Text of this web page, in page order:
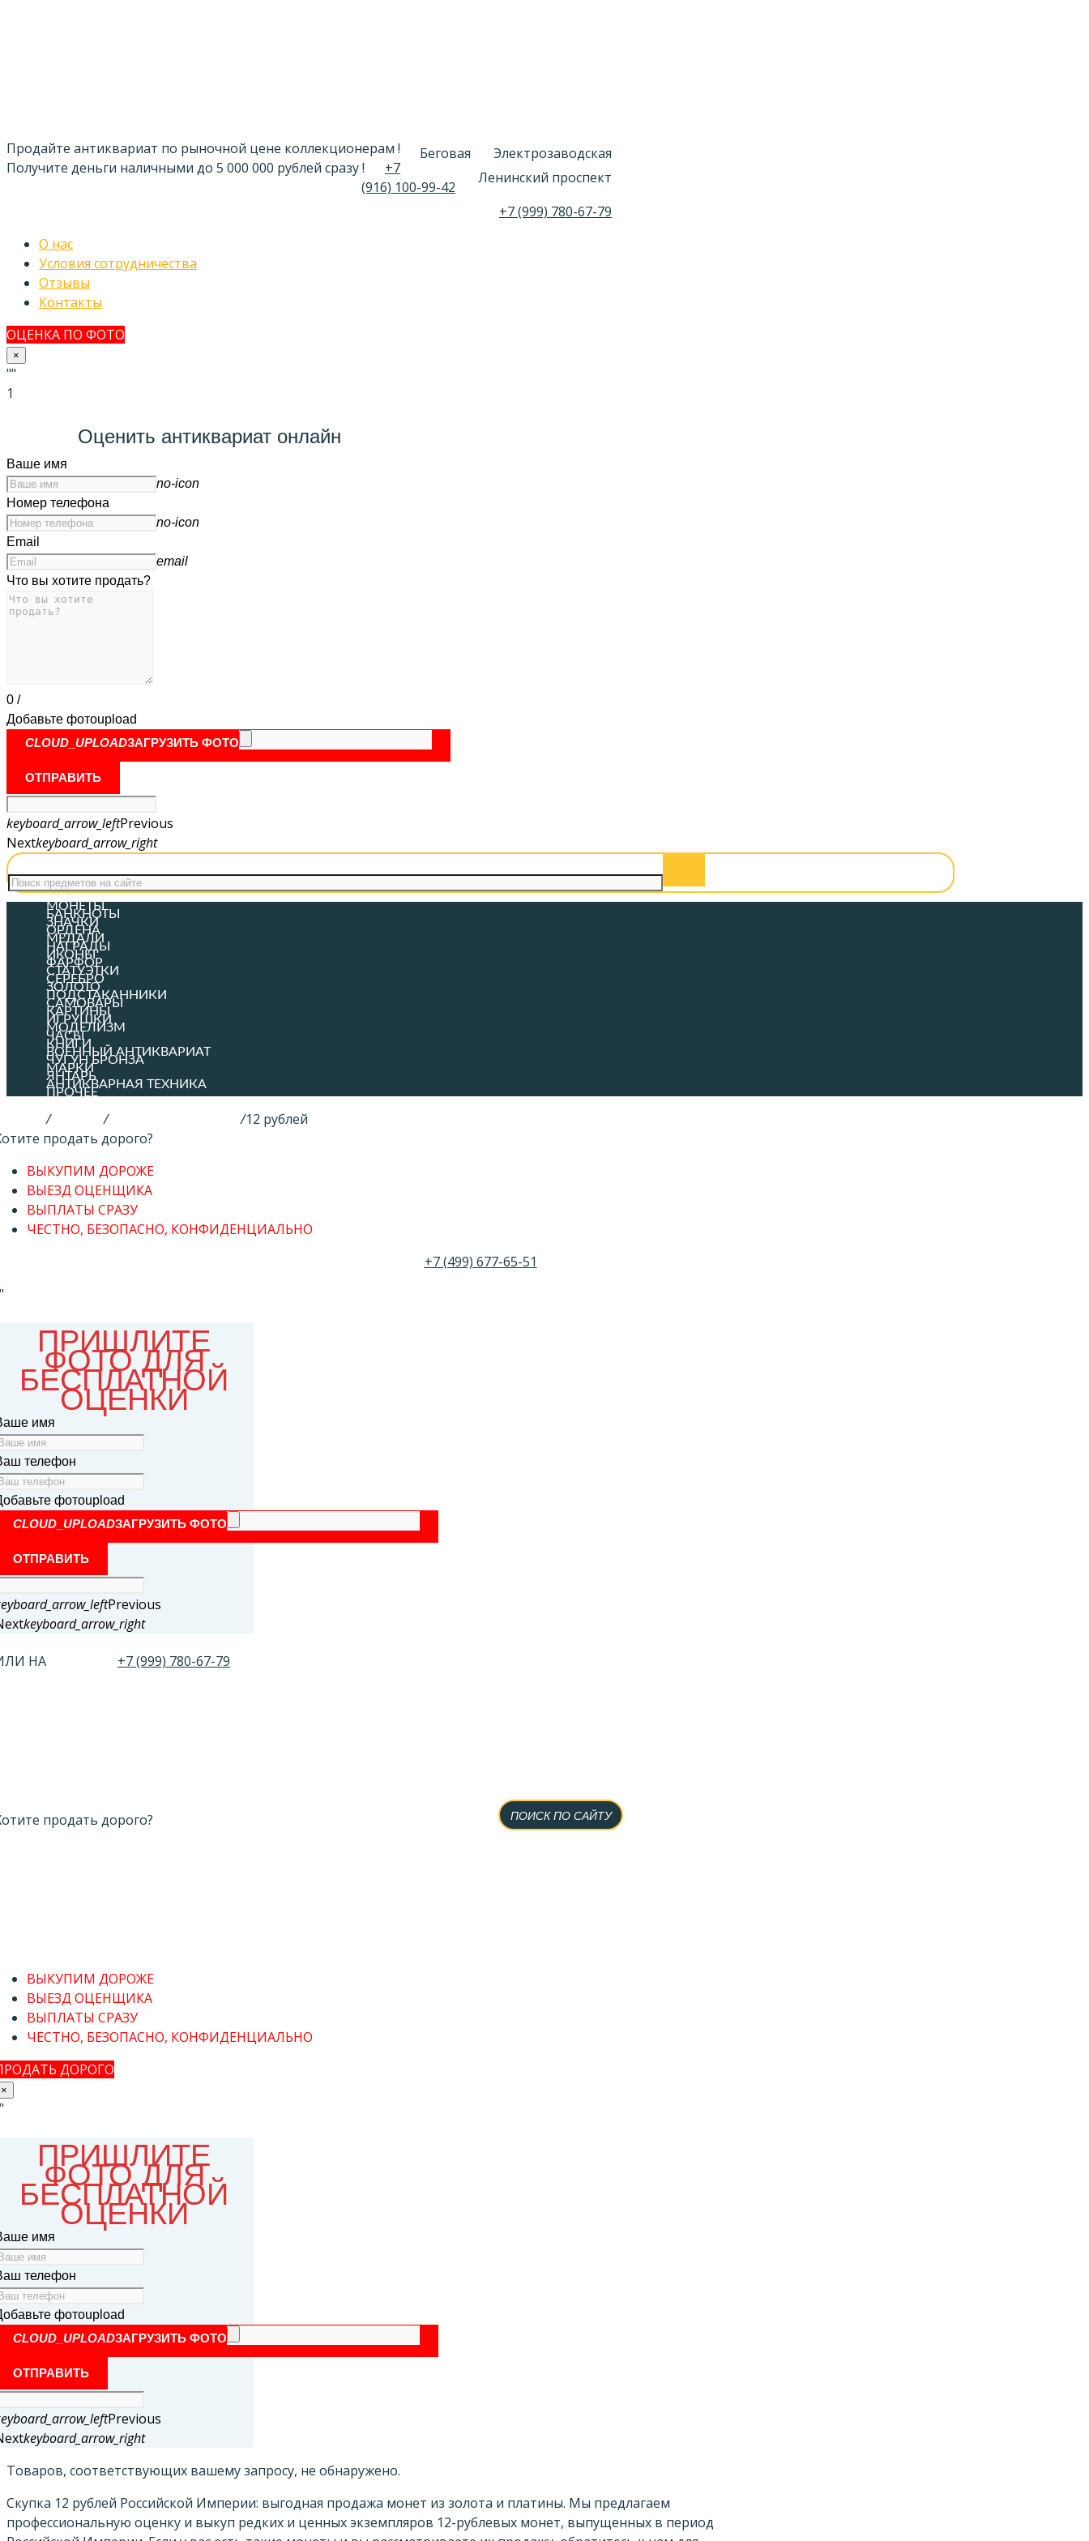
Продайте антиквариат по рыночной цене коллекционерам ! Беговая
Электрозаводская
Получите деньги наличными до 5 000 000 рублей сразу !
Ленинский проспект
+7
(916) 100-99-42
+7 (999) 780-67-79
О нас
Условия сотрудничества
Отзывы
Контакты
ОЦЕНКА ПО ФОТО
×
""
1
Оценить антиквариат онлайн
Ваше имя
no-icon
Номер телефона
no-icon
Email
email
Что вы хотите продать?
0 /
Добавьте фотоupload
CLOUD_UPLOADЗАГРУЗИТЬ ФОТО
ОТПРАВИТЬ
keyboard_arrow_leftPrevious
Nextkeyboard_arrow_right
МОНЕТЫ
БАНКНОТЫ
ЗНАЧКИ
ОРДЕНА
МЕДАЛИ
НАГРАДЫ
ИКОНЫ
ФАРФОР
СТАТУЭТКИ
СЕРЕБРО
ЗОЛОТО
ПОДСТАКАННИКИ
САМОВАРЫ
КАРТИНЫ
ИГРУШКИ
МОДЕЛИЗМ
ЧАСЫ
КНИГИ
ВОЕННЫЙ АНТИКВАРИАТ
ЧУГУН БРОНЗА
МАРКИ
ЯНТАРЬ
АНТИКВАРНАЯ ТЕХНИКА
ПРОЧЕЕ
/Монеты/Российская Империя/12 рублей
продать дорого?
ВЫКУПИМ ДОРОЖЕ
ВЫЕЗД ОЦЕНЩИКА
ВЫПЛАТЫ СРАЗУ
ЧЕСТНО, БЕЗОПАСНО, КОНФИДЕНЦИАЛЬНО
+7 (499) 677-65-51
ПРИШЛИТЕ
ФОТО ДЛЯ
БЕСПЛАТНОЙ
ОЦЕНКИ
имя
телефон
фотоupload
CLOUD_UPLOADЗАГРУЗИТЬ ФОТО
ОТПРАВИТЬ
Previous
keyboard_arrow_right
НА +7 (999) 780-67-79
продать дорого?
ВЫКУПИМ ДОРОЖЕ
ВЫЕЗД ОЦЕНЩИКА
ВЫПЛАТЫ СРАЗУ
ЧЕСТНО, БЕЗОПАСНО, КОНФИДЕНЦИАЛЬНО
ДОРОГО
×
ПРИШЛИТЕ
ФОТО ДЛЯ
БЕСПЛАТНОЙ
ОЦЕНКИ
имя
телефон
фотоupload
CLOUD_UPLOADЗАГРУЗИТЬ ФОТО
ОТПРАВИТЬ
Previous
keyboard_arrow_right
Товаров, соответствующих вашему запросу, не обнаружено.
Скупка 12 рублей Российской Империи: выгодная продажа монет из золота и платины. Мы предлагаем
профессиональную оценку и выкуп редких и ценных экземпляров 12-рублевых монет, выпущенных в период